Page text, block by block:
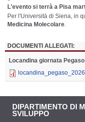
L'evento si terrà a Pisa
Per l'Università di Siena, in
Medicina Molecolare.
DOCUMENTI ALLEGATI:
Locandina giornata
DIPARTIMENTO DI
SVILUPPO